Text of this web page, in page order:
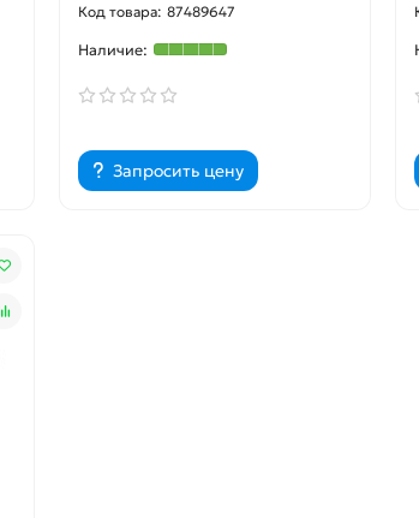
87489647
Запросить цену